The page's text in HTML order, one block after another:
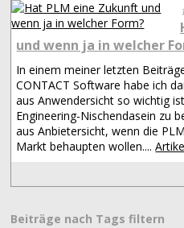
und wenn ja in welcher
In einem meiner letzten
CONTACT Software habe ich
aus Anwendersicht so wichtig
Engineering-Nischendasein zu
aus Anbietersicht, wenn die
Markt behaupten wollen....
Beiträge nach Tags filtern